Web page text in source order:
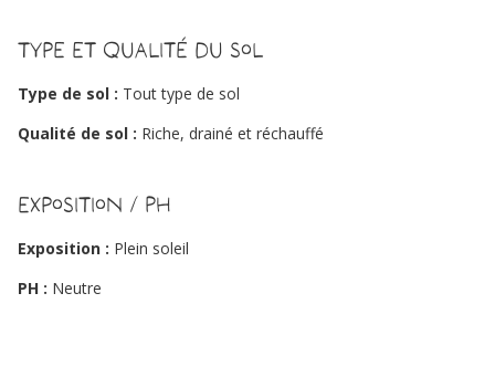
Type et qualité du sol
Type de sol : Tout type de sol
Qualité de sol : Riche, drainé et réchauffé
Exposition / PH
Exposition : Plein soleil
PH : Neutre